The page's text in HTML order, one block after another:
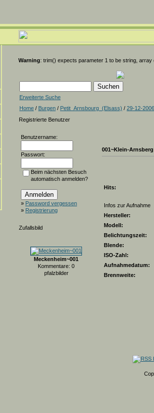
Warning: trim() expects parameter 1 to be string,
Erweiterte Suche
Home / Burgen / Petit_Arnsbourg_(Elsass) / 29-12-2006
Registrierte Benutzer
Benutzername:
Passwort:
Beim nächsten Besuch
automatisch anmelden?
» Password vergessen
» Registrierung
Zufallsbild
Meckenheim~001
Kommentare: 0
pfalzbilder
001~Klein-Arnsberg
Hits:
Infos zur Aufnahme
Hersteller:
Modell:
Belichtungszeit:
Blende:
ISO-Zahl:
Aufnahmedatum:
Brennweite: